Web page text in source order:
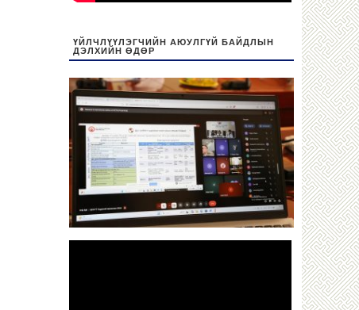
ҮЙЛЧЛҮҮЛЭГЧИЙН АЮУЛГҮЙ БАЙДЛЫН
ДЭЛХИЙН ӨДӨР